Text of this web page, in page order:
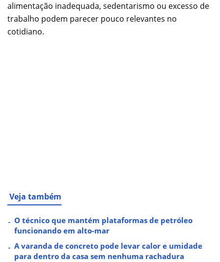
alimentação inadequada, sedentarismo ou excesso de
trabalho podem parecer pouco relevantes no
cotidiano.
Veja também
O técnico que mantém plataformas de petróleo
funcionando em alto-mar
A varanda de concreto pode levar calor e umidade
para dentro da casa sem nenhuma rachadura